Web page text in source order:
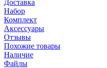
Доставка
Набор
Комплект
Аксессуары
Отзывы
Похожие товары
Наличие
Файлы